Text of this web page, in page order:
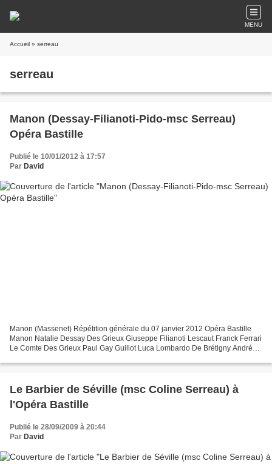
MENU
Accueil » serreau
serreau
Manon (Dessay-Filianoti-Pido-msc Serreau)
Opéra Bastille
Publié le 10/01/2012 à 17:57
Par David
Manon (Massenet) Répétition générale du 07 janvier 2012 Opéra Bastille
Manon Natalie Dessay Des Grieux Giuseppe Filianoti Lescaut Franck Ferrari
Le Comte Des Grieux Paul Gay Guillot Luca Lombardo De Brétigny André
Le Barbier de Séville (msc Coline Serreau) à
l'Opéra Bastille
Publié le 28/09/2009 à 20:44
Par David